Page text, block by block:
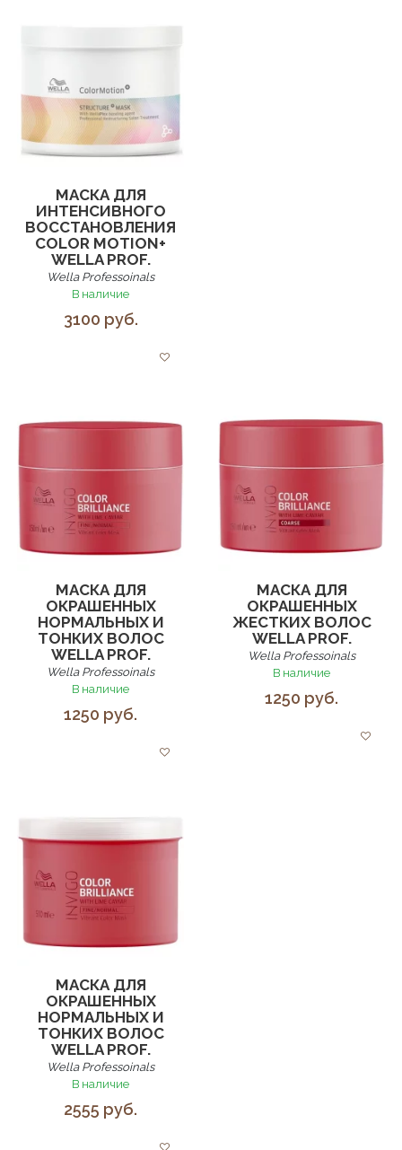
МАСКА ДЛЯ
ИНТЕНСИВНОГО
ВОССТАНОВЛЕНИЯ
COLOR MOTION+
WELLA PROF.
Wella Professoinals
В наличие
3100 руб.
МАСКА ДЛЯ
ОКРАШЕННЫХ
НОРМАЛЬНЫХ И
ТОНКИХ ВОЛОС
WELLA PROF.
Wella Professoinals
В наличие
1250 руб.
МАСКА ДЛЯ
ОКРАШЕННЫХ
ЖЕСТКИХ ВОЛОС
WELLA PROF.
Wella Professoinals
В наличие
1250 руб.
МАСКА ДЛЯ
ОКРАШЕННЫХ
НОРМАЛЬНЫХ И
ТОНКИХ ВОЛОС
WELLA PROF.
Wella Professoinals
В наличие
2555 руб.